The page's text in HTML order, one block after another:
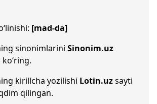
[mad-da]
sinonimlarini Sinonim.uz
kirillcha yozilishi Lotin.uzsayti
qilingan.